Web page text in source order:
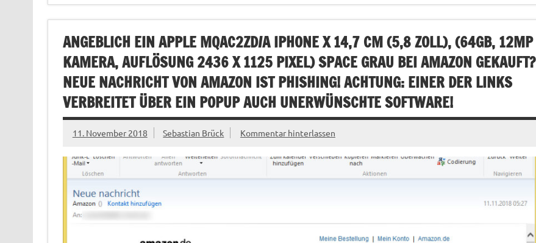
ANGEBLICH EIN APPLE MQAC2ZD/A IPHONE X 14,7 CM (5,8 ZOLL), (64GB, 12MP
KAMERA, AUFLÖSUNG 2436 X 1125 PIXEL) SPACE GRAU BEI AMAZON GEKAUFT?
NEUE NACHRICHT VON AMAZON IST PHISHING! ACHTUNG: EINER DER LINKS
VERBREITET ÜBER EIN POPUP AUCH UNERWÜNSCHTE SOFTWARE!
11. November 2018 Sebastian Brück Kommentar hinterlassen